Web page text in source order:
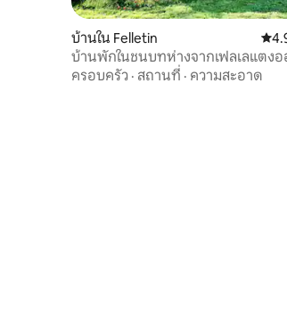
บ้านใน Felletin คะแ
บ้านพักในชนบทห่างจากเฟลเลแตงอ
นาที
ครอบครัว · สถานที่ · ความสะอาด